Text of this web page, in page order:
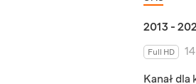
2013 -
Full HD
Kanał